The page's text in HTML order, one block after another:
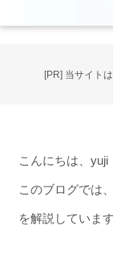
[PR] 当サイト
こんにちは、yuji
このブログでは
を解説しています